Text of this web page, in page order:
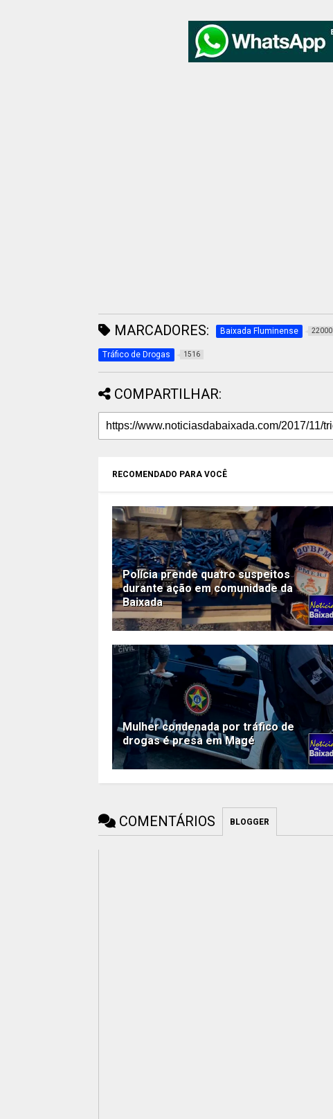
MARCADORES: Baixada Fluminense 22000
Tráfico de Drogas 1516
COMPARTILHAR:
RECOMENDADO PARA VOCÊ
Polícia prende quatro suspeitos
durante ação em comunidade da
Baixada
Mulher condenada por tráfico de
drogas é presa em Magé
COMENTÁRIOS BLOGGER